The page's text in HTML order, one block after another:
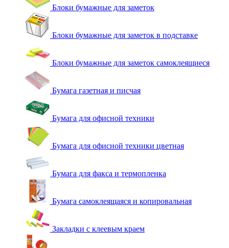
Блоки бумажные для заметок
Блоки бумажные для заметок в подставке
Блоки бумажные для заметок самоклеящиеся
Бумага газетная и писчая
Бумага для офисной техники
Бумага для офисной техники цветная
Бумага для факса и термопленка
Бумага самоклеящаяся и копировальная
Закладки с клеевым краем